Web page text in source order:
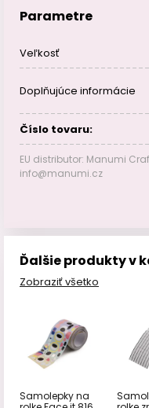
Parametre
Veľkosť
Doplňujúce informácie
Číslo tovaru:
EU distributor: Manumi
info@manumi.cz
Ďalšie produkty v
Zobraziť všetko
Samolepky na